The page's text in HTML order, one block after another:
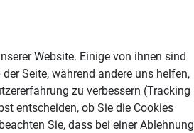
Website. Einige von ihnen sind
Seite, während andere uns helfen,
zu verbessern (Tracking
entscheiden, ob Sie die Cookies
Sie, dass bei einer Ablehnung